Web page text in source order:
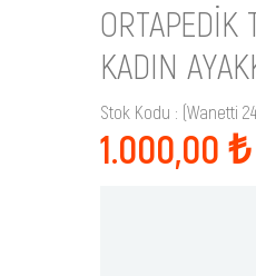
ORTAPEDIK
KADIN
Stok Kodu (Wanetti
1.000,00 ₺